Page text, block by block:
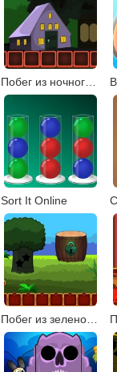
Побег из ночного парка
Sort It Online
Побег из зеленой усадьбы